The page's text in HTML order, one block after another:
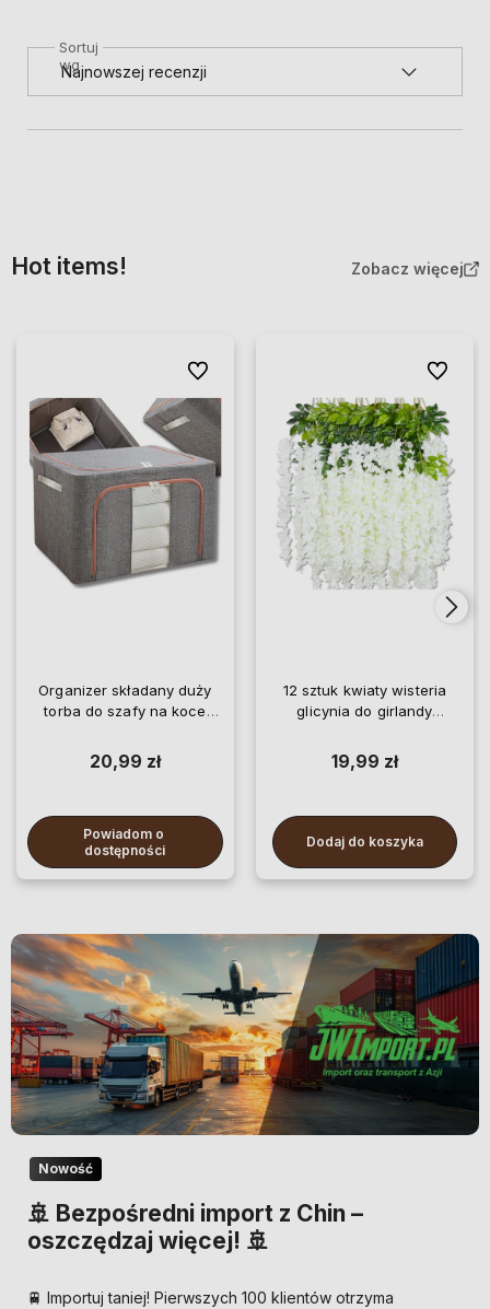
Sortuj
wg
Hot items! Zobacz więcej
Organizer składany duży
torba do szafy na koce
20,99 zł
Powiadom o
dostępności
Do ulubionych
12 sztuk kwiaty wisteria
glicynia do girlandy
19,99 zł
Dodaj do koszyka
Do
Nowość
🚢 Bezpośredni import z Chin –
oszczędzaj więcej! 🚢
🚆 Importuj taniej! Pierwszych 100 klientów otrzyma